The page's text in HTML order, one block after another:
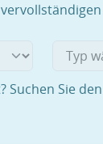
Suchen Sie